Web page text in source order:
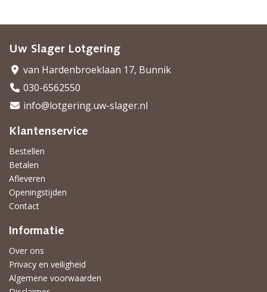
Uw Slager Lotgering
van Hardenbroeklaan 17, Bunnik
030-6562550
info@lotgering.uw-slager.nl
Klantenservice
Bestellen
Betalen
Afleveren
Openingstijden
Contact
Informatie
Over ons
Privacy en veiligheid
Algemene voorwaarden